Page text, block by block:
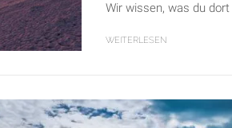
Wir wissen, was du
WEITERLESEN